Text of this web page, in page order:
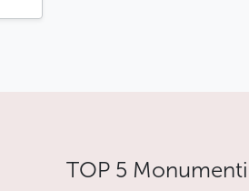
TOP 5 Monumenti